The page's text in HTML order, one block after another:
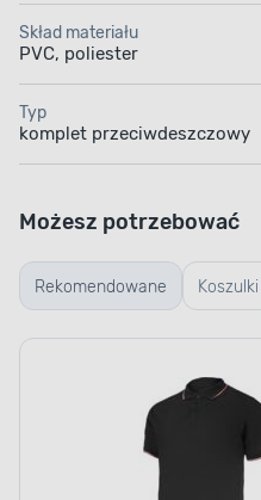
Skład materiału
PVC, poliester
Typ
komplet przeciwdeszczowy
Rekomendowane Koszulki
robocze
Możesz potrzebować